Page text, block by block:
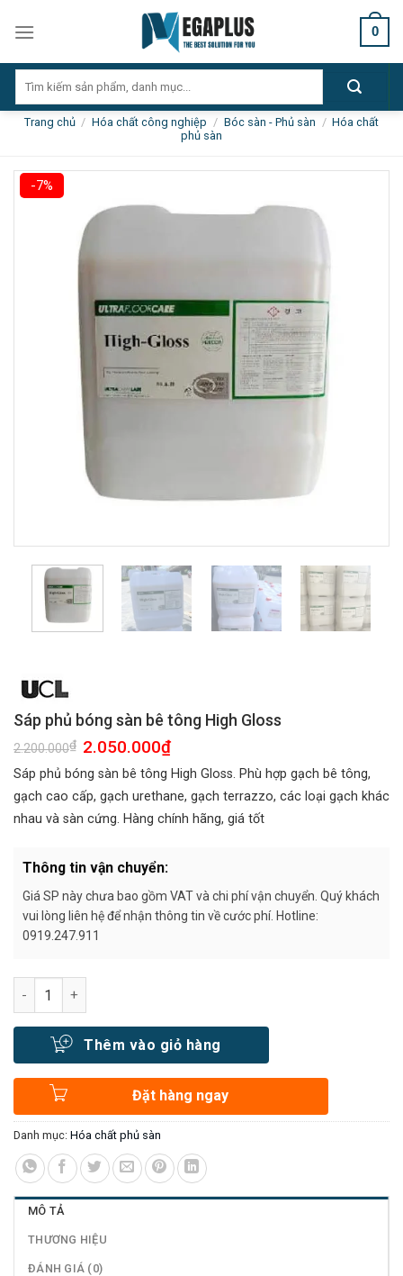
0
kiếm:
Trang chủ / Hóa chất công nghiệp / Bóc sàn - Phủ sàn / Hóa chất
phủ sàn
-7%
Sáp phủ bóng sàn bê tông High Gloss
2.200.000₫ Giá
gốc
là:
2.200.000₫.
2.050.000₫Giá
tại
là:
2.050.000₫.
Sáp phủ bóng sàn bê tông High Gloss. Phù hợp gạch bê tông,
gạch cao cấp, gạch urethane, gạch terrazzo, các loại gạch khác
nhau và sàn cứng. Hàng chính hãng, giá tốt
Thông tin vận chuyển:
Giá SP này chưa bao gồm VAT và chi phí vận chuyển. Quý khách
vui lòng liên hệ để nhận thông tin về cước phí. Hotline:
0919.247.911
Số lượng
Thêm vào giỏ hàng
Đặt hàng ngay
Danh mục: Hóa chất phủ sàn
MÔ TẢ
THƯƠNG HIỆU
ĐÁNH GIÁ (0)